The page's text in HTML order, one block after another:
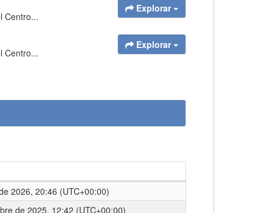
Centro...
Explorar
Centro...
Explorar
2026, 20:46 (UTC+00:00)
de 2025, 12:42 (UTC+00:00)